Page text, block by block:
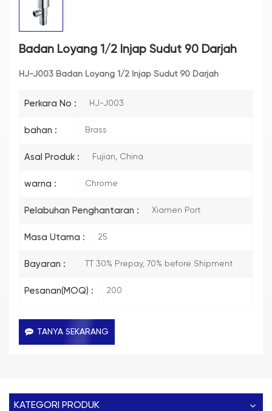
Badan Loyang 1/2 Injap Sudut 90 Darjah
HJ-J003 Badan Loyang 1/2 Injap Sudut 90 Darjah
Perkara No : HJ-J003
bahan : Brass
Asal Produk : Fujian, China
warna : Chrome
Pelabuhan Penghantaran : Xiamen Port
Masa Utama : 25
Bayaran : TT 30% Prepay, 70% before Shipment
Pesanan(MOQ) : 200
TANYA SEKARANG
KATEGORI PRODUK